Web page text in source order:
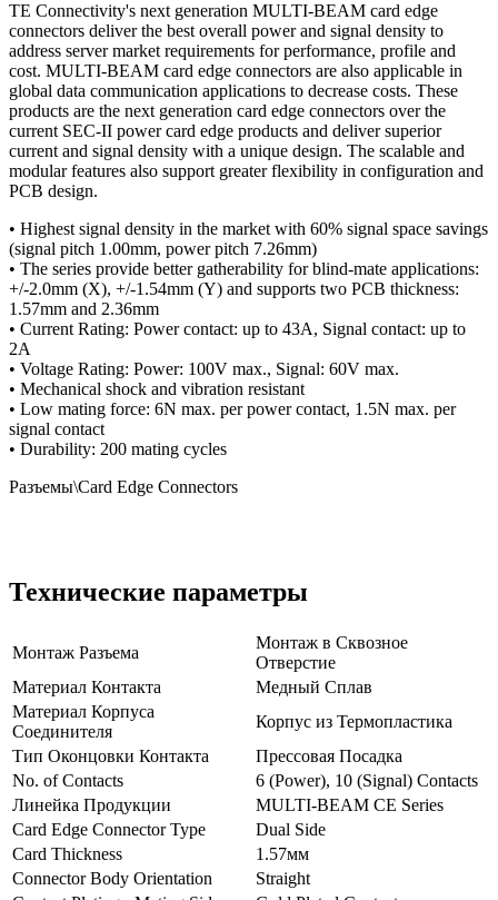
TE Connectivity's next generation MULTI-BEAM card edge
connectors deliver the best overall power and signal density to
address server market requirements for performance, profile and
cost. MULTI-BEAM card edge connectors are also applicable in
global data communication applications to decrease costs. These
products are the next generation card edge connectors over the
current SEC-II power card edge products and deliver superior
current and signal density with a unique design. The scalable and
modular features also support greater flexibility in configuration and
PCB design.
• Highest signal density in the market with 60% signal space savings
(signal pitch 1.00mm, power pitch 7.26mm)
• The series provide better gatherability for blind-mate applications:
+/-2.0mm (X), +/-1.54mm (Y) and supports two PCB thickness:
1.57mm and 2.36mm
• Current Rating: Power contact: up to 43A, Signal contact: up to
2A
• Voltage Rating: Power: 100V max., Signal: 60V max.
• Mechanical shock and vibration resistant
• Low mating force: 6N max. per power contact, 1.5N max. per
signal contact
• Durability: 200 mating cycles
Разъемы\Card Edge Connectors
Технические параметры
Монтаж Разъема
Монтаж в Сквозное
Отверстие
Материал Контакта
Медный Сплав
Материал Корпуса
Соединителя
Корпус из Термопластика
Тип Оконцовки Контакта
Прессовая Посадка
No. of Contacts
6 (Power), 10 (Signal) Contacts
Линейка Продукции
MULTI-BEAM CE Series
Card Edge Connector Type
Dual Side
Card Thickness
1.57мм
Connector Body Orientation
Straight